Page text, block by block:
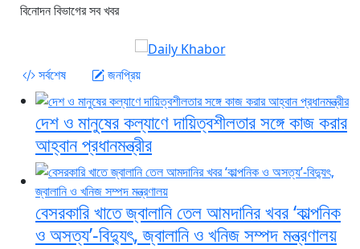
বিনোদন বিভাগের সব খবর
সর্বশেষ জনপ্রিয়
দেশ ও মানুষের কল্যাণে দায়িত্বশীলতার সঙ্গে কাজ করার
আহ্বান প্রধানমন্ত্রীর
বেসরকারি খাতে জ্বালানি তেল আমদানির খবর ‘কাল্পনিক
ও অসত্য’-বিদ্যুৎ, জ্বালানি ও খনিজ সম্পদ মন্ত্রণালয়